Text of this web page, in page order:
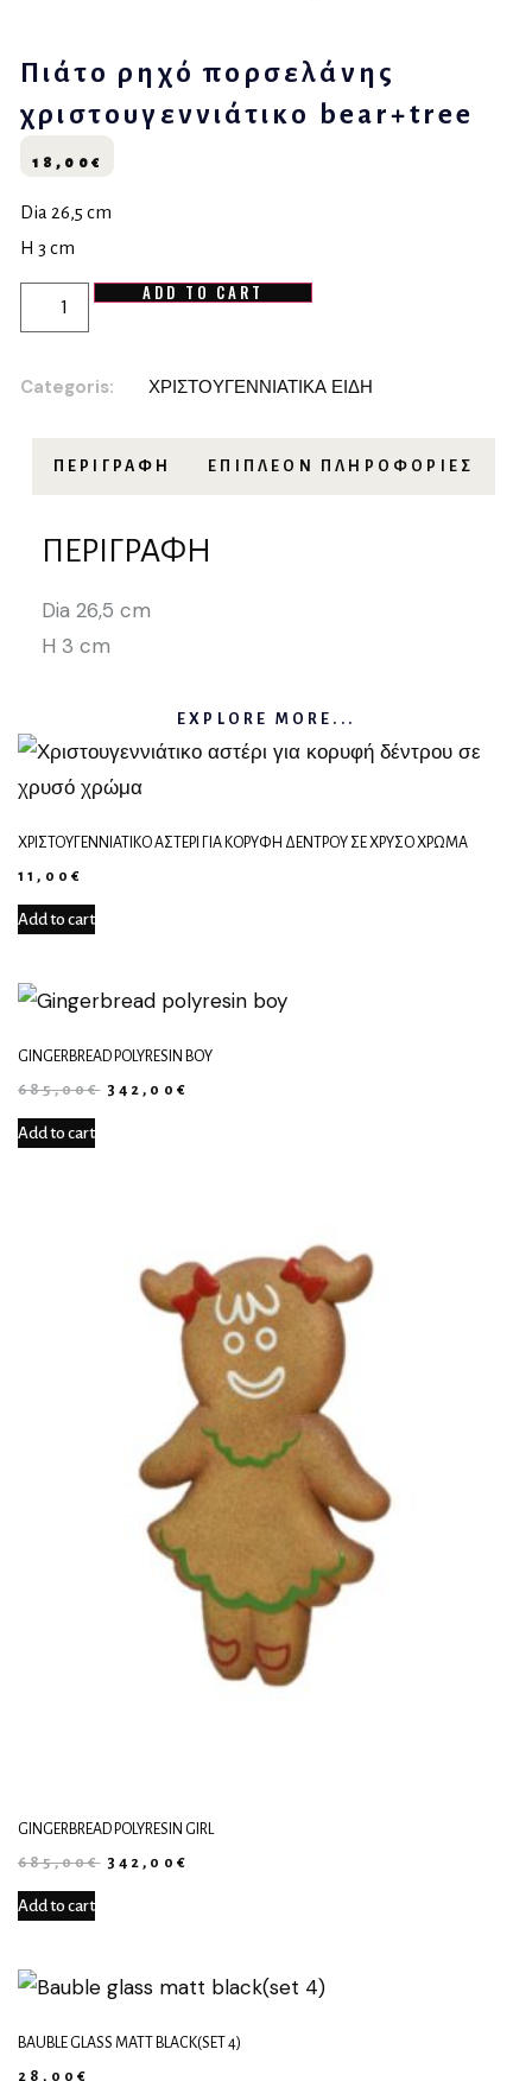
Πιάτο ρηχό πορσελάνης
χριστουγεννιάτικο bear+tree
18,00 €
Dia 26,5 cm
H 3 cm
ADD TO CART
Categoris: ΧΡΙΣΤΟΥΓΕΝΝΙΑΤΙΚΑ ΕΙΔΗ
ΠΕΡΙΓΡΑΦΉ ΕΠΙΠΛΈΟΝ ΠΛΗΡΟΦΟΡΊΕΣ
ΠΕΡΙΓΡΑΦΉ
Dia 26,5 cm
H 3 cm
EXPLORE MORE...
ΧΡΙΣΤΟΥΓΕΝΝΙΆΤΙΚΟ ΑΣΤΈΡΙ ΓΙΑ ΚΟΡΥΦΉ ΔΈΝΤΡΟΥ ΣΕ ΧΡΥΣΌ ΧΡΏΜΑ
11,00 €
Add to cart
GINGERBREAD POLYRESIN BOY
685,00€ 342,00 €
Add to cart
GINGERBREAD POLYRESIN GIRL
685,00€ 342,00 €
Add to cart
BAUBLE GLASS MATT BLACK(SET 4)
28,00 €